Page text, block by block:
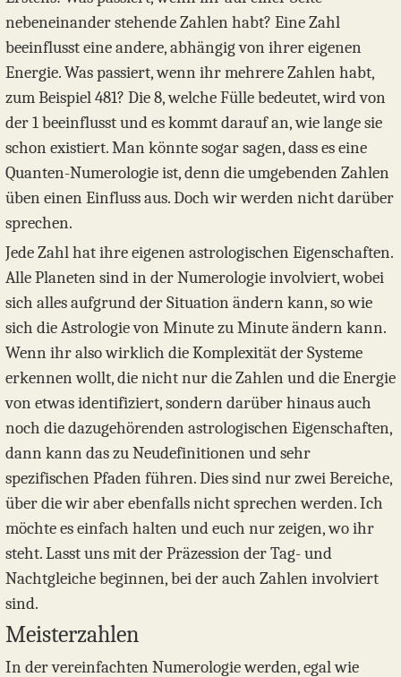
nebeneinander stehende Zahlen habt? Eine Zahl
beeinflusst eine andere, abhängig von ihrer eigenen
Energie. Was passiert, wenn ihr mehrere Zahlen habt,
zum Beispiel 481? Die 8, welche Fülle bedeutet, wird von
der 1 beeinflusst und es kommt darauf an, wie lange sie
schon existiert. Man könnte sogar sagen, dass es eine
Quanten-Numerologie ist, denn die umgebenden Zahlen
üben einen Einfluss aus. Doch wir werden nicht darüber
sprechen.
Jede Zahl hat ihre eigenen astrologischen Eigenschaften.
Alle Planeten sind in der Numerologie involviert, wobei
sich alles aufgrund der Situation ändern kann, so wie
sich die Astrologie von Minute zu Minute ändern kann.
Wenn ihr also wirklich die Komplexität der Systeme
erkennen wollt, die nicht nur die Zahlen und die Energie
von etwas identifiziert, sondern darüber hinaus auch
noch die dazugehörenden astrologischen Eigenschaften,
dann kann das zu Neudefinitionen und sehr
spezifischen Pfaden führen. Dies sind nur zwei Bereiche,
über die wir aber ebenfalls nicht sprechen werden. Ich
möchte es einfach halten und euch nur zeigen, wo ihr
steht. Lasst uns mit der Präzession der Tag- und
Nachtgleiche beginnen, bei der auch Zahlen involviert
sind.
Meisterzahlen
In der vereinfachten Numerologie werden, egal wie